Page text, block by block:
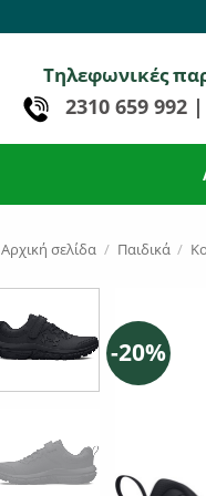
Τηλεφωνικές
2310 659 992 |
Αρχική σελίδα / Παιδικά /
-20%